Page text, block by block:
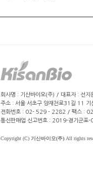
회사명 : 기산바이오(주) / 대표자 : 선지
주소 : 서울 서초구 양재천로31길 11 기
전화번호 : 02- 529 - 2282 / 팩스 :
통신판매업 신고번호 : 2019-경기군포
Copyright (C) 기산바이오(주) All rights